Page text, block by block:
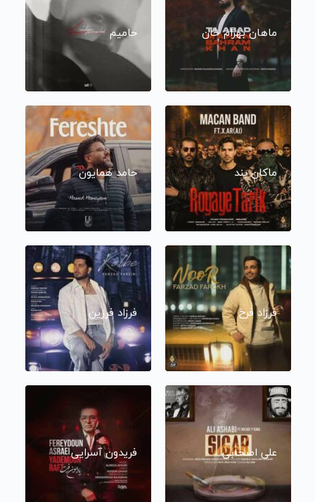
ماهان بهرام خان حامیم
ماکان بند حامد همایون
فرزاد فرخ فرزاد فرزین
علی اصحابی فریدون آسرایی